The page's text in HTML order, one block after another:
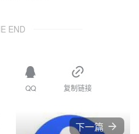
END
QQ 复制链接
下一篇